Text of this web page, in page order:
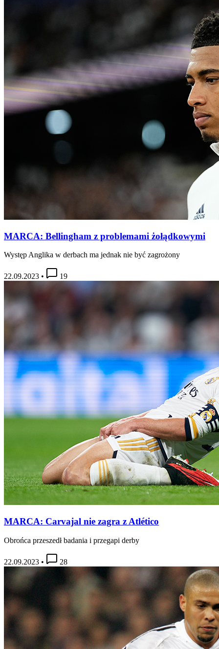
MARCA: Bellingham z problemami żołądkowymi
Występ Anglika w derbach ma jednak nie być zagrożony
22.09.2023 • 19
MARCA: Carvajal nie zagra z Atlético
Obrońca przeszedł badania i przegapi derby
22.09.2023 • 28